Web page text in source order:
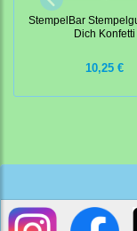
StempelBar
Dich Konfetti
10,25 €